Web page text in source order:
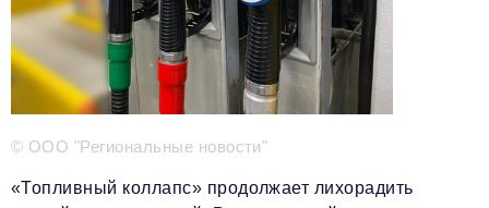
Информационный отдел
info@business-magazine.online
Отдел рекламы
reklama@business-magazine.online
Отдел распространения/редакционная подписка
podpiska@business-magazine.online
partner@business-magazine.online
© ООО "Региональные новости"
«Топливный коллапс» продолжает лихорадить